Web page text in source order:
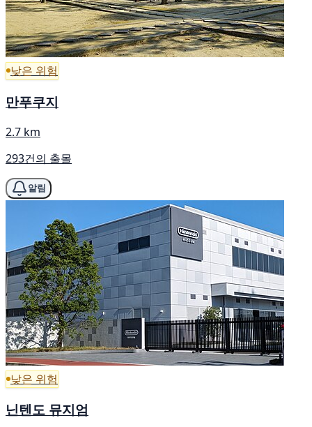
낮은 위험
만푸쿠지
2.7 km
293건의 출몰
알림
낮은 위험
닌텐도 뮤지엄